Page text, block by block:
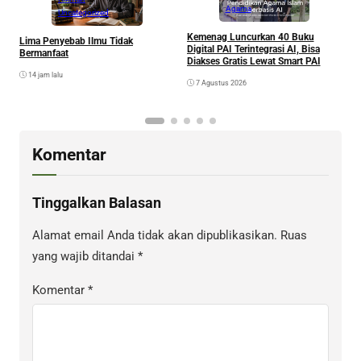
Uncategorized
Lima Penyebab Ilmu Tidak
Bermanfaat
14 jam lalu
Agama
Kemenag Luncurkan 40 Buku
Digital PAI Terintegrasi AI, Bisa
Diakses Gratis Lewat Smart PAI
7 Agustus 2026
Komentar
Tinggalkan Balasan
Alamat email Anda tidak akan dipublikasikan. Ruas
yang wajib ditandai *
Komentar *